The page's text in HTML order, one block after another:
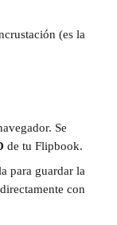
(es la
Se
de tu Flipbook.
para guardar la
con